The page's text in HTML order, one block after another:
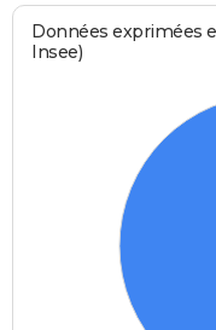
Données exprimées
Insee)